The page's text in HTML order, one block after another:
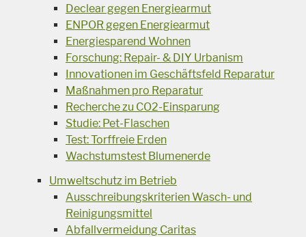
Declear gegen Energiearmut
ENPOR gegen Energiearmut
Energiesparend Wohnen
Forschung: Repair- & DIY Urbanism
Innovationen im Geschäftsfeld Reparatur
Maßnahmen pro Reparatur
Recherche zu CO2-Einsparung
Studie: Pet-Flaschen
Test: Torffreie Erden
Wachstumstest Blumenerde
Umweltschutz im Betrieb
Ausschreibungskriterien Wasch- und
Reinigungsmittel
Abfallvermeidung Caritas